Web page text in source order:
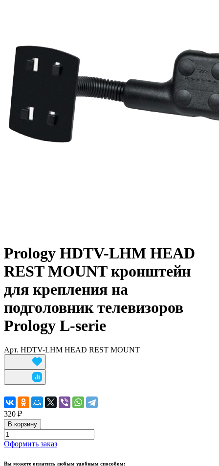
Prology HDTV-LHM HEAD
REST MOUNT кронштейн
для крепления на
подголовник телевизоров
Prology L-serie
Арт. HDTV-LHM HEAD REST MOUNT
320 ₽
В корзину
Оформить заказ
Вы можете оплатить любым удобным способом: